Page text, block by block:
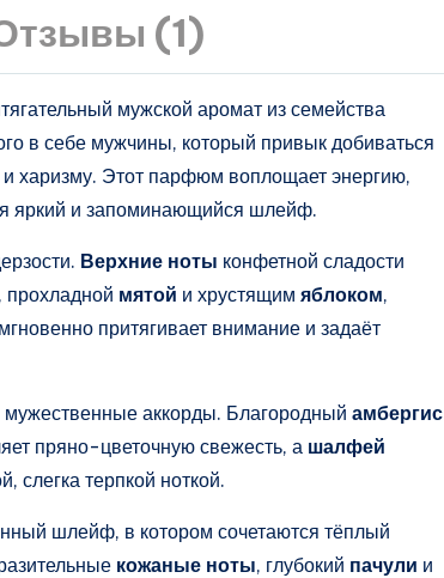
(1)
мужской аромат из семейства
в себе мужчины, который привык добиваться
харизму. Этот парфюм воплощает энергию,
яркий и запоминающийся шлейф.
Верхние ноты конфетной сладости
, прохладной мятой и хрустящим яблоком,
притягивает внимание и задаёт
мужественные аккорды. Благородный амбергис
пряно-цветочную свежесть, а шалфей
слегка терпкой ноткой.
шлейф, в котором сочетаются тёплый
кожаные ноты, глубокий пачули и